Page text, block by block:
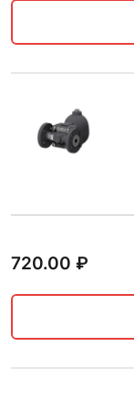
720.00 ₽